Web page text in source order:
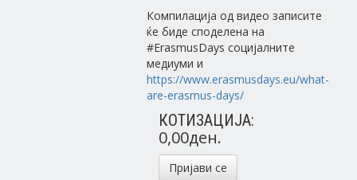
Компилација од видео записите
ќе биде споделена на
#ErasmusDays социјалните
медиуми и
https://www.erasmusdays.eu/what-
are-erasmus-days/
КОТИЗАЦИЈА:
0,00ден.
Пријави се